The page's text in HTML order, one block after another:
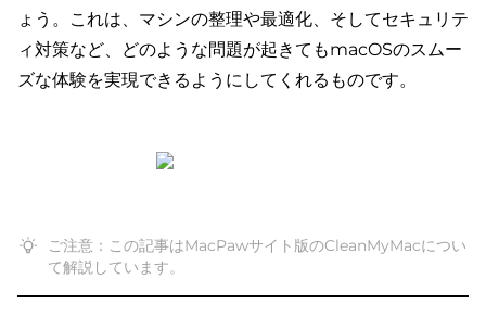
ょう。これは、マシンの整理や最適化、そしてセキュリテ
ィ対策など、どのような問題が起きてもmacOSのスムー
ズな体験を実現できるようにしてくれるものです。
ご注意：この記事はMacPawサイト版のCleanMyMacについ
て解説しています。